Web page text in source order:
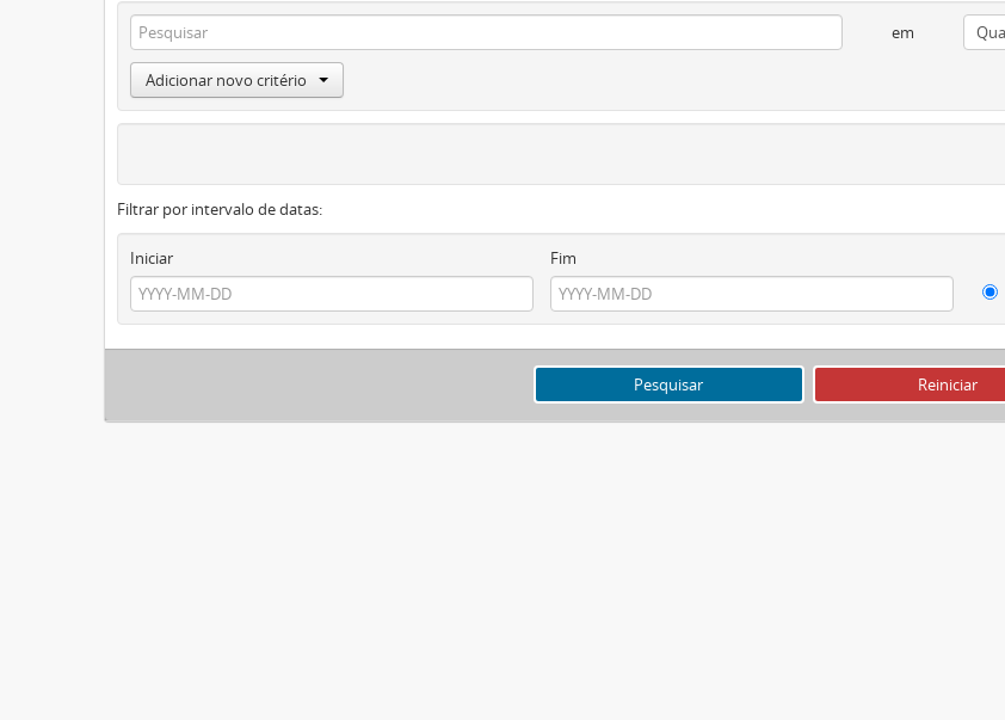
em
Adicionar novo critério
Filtrar por intervalo de datas:
Iniciar
Fim